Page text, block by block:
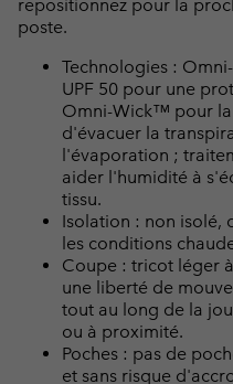
repositionnez pour la
poste.
Technologies :
UPF 50 pour une
Omni-Wick™ pour
d'évacuer la
l'évaporation ;
aider l'humidité à
tissu.
Isolation : non isolé,
les conditions
Coupe : tricot léger
une liberté de
tout au long de la
ou à proximité.
Poches : pas de
et sans risque